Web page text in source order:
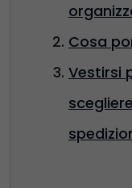
Cosa
Vestirsi